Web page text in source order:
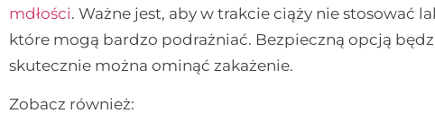
mdłości. Ważne jest, aby w trakcie ciąży nie stosować
które mogą bardzo podrażniać. Bezpieczną opcją
skutecznie można ominąć zakażenie.
Zobacz również: